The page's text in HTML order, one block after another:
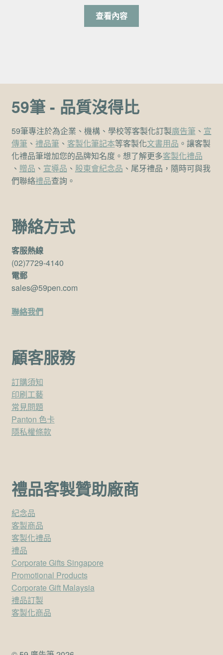
查看內容
59筆 - 品質沒得比
59筆專注於為企業、機構、學校等客製化訂製廣告筆、 宣
傳筆、 禮品筆、 客製化筆記本等客製化文書用品 。讓客製
化禮品筆增加您的品牌知名度。想了解更多客製化禮品
、 贈品 、 宣導品 、 股東會紀念品 、尾牙禮品，隨時可與我
們聯絡禮品查詢。
聯絡方式
客服熱線
(02)7729-4140
電郵
sales@59pen.com
聯絡我們
顧客服務
訂購須知
印刷工藝
常見問題
Panton 色卡
隱私權條款
禮品客製贊助廠商
紀念品
客製商品
客製化禮品
禮品
Corporate Gifts Singapore
Promotional Products
Corporate Gift Malaysia
禮品訂製
客製化商品